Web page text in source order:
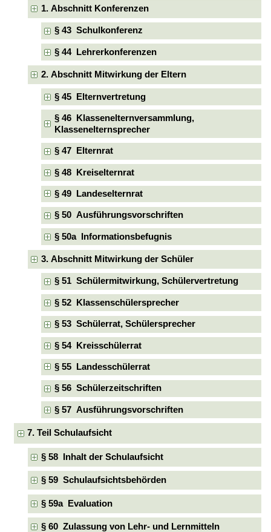
1. Abschnitt Konferenzen
§ 43 Schulkonferenz
§ 44 Lehrerkonferenzen
2. Abschnitt Mitwirkung der Eltern
§ 45 Elternvertretung
§ 46 Klassenelternversammlung,
Klassenelternsprecher
§ 47 Elternrat
§ 48 Kreiselternrat
§ 49 Landeselternrat
§ 50 Ausführungsvorschriften
§ 50a Informationsbefugnis
3. Abschnitt Mitwirkung der Schüler
§ 51 Schülermitwirkung, Schülervertretung
§ 52 Klassenschülersprecher
§ 53 Schülerrat, Schülersprecher
§ 54 Kreisschülerrat
§ 55 Landesschülerrat
§ 56 Schülerzeitschriften
§ 57 Ausführungsvorschriften
7. Teil Schulaufsicht
§ 58 Inhalt der Schulaufsicht
§ 59 Schulaufsichtsbehörden
§ 59a Evaluation
§ 60 Zulassung von Lehr- und Lernmitteln